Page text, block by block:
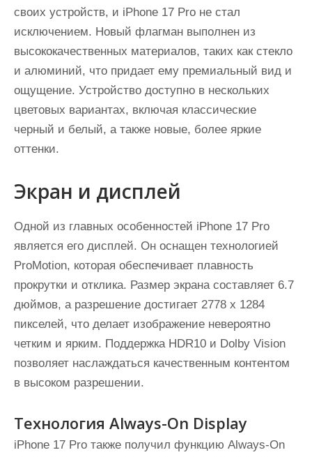
своих устройств, и iPhone 17 Pro не стал
исключением. Новый флагман выполнен из
высококачественных материалов, таких как стекло
и алюминий, что придает ему премиальный вид и
ощущение. Устройство доступно в нескольких
цветовых вариантах, включая классические
черный и белый, а также новые, более яркие
оттенки.
Экран и дисплей
Одной из главных особенностей iPhone 17 Pro
является его дисплей. Он оснащен технологией
ProMotion, которая обеспечивает плавность
прокрутки и отклика. Размер экрана составляет 6.7
дюймов, а разрешение достигает 2778 x 1284
пикселей, что делает изображение невероятно
четким и ярким. Поддержка HDR10 и Dolby Vision
позволяет наслаждаться качественным контентом
в высоком разрешении.
Технология Always-On Display
iPhone 17 Pro также получил функцию Always-On